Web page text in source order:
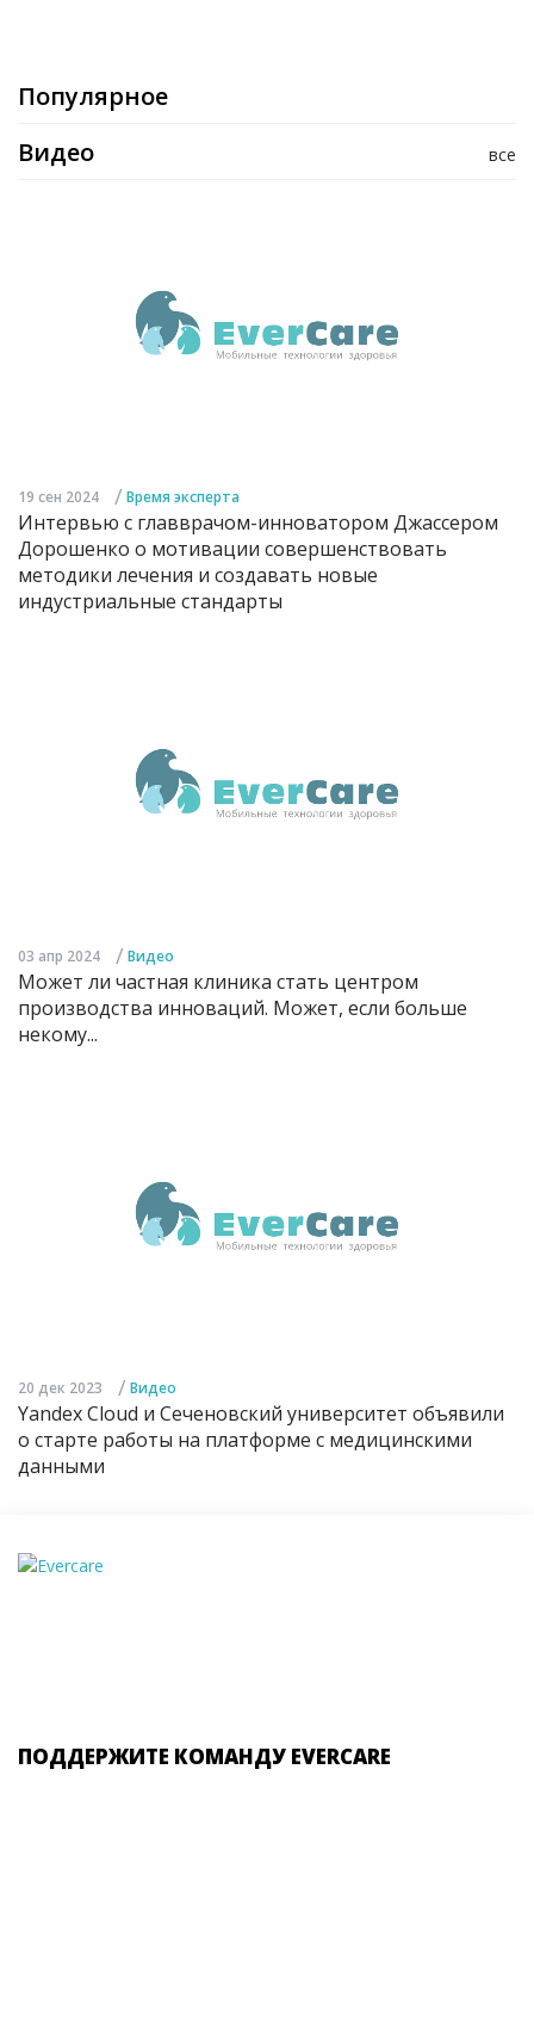
Популярное
все
Видео
19 сен 2024 / Время эксперта
Интервью с главврачом-инноватором Джассером
Дорошенко о мотивации совершенствовать
методики лечения и создавать новые
индустриальные стандарты
03 апр 2024 / Видео
Может ли частная клиника стать центром
производства инноваций. Может, если больше
некому...
20 дек 2023 / Видео
Yandex Cloud и Сеченовский университет объявили
о старте работы на платформе с медицинскими
данными
ПОДДЕРЖИТЕ КОМАНДУ EVERCARE